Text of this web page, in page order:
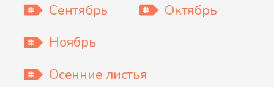
Сентябрь
Октябрь
Ноябрь
Осенние листья